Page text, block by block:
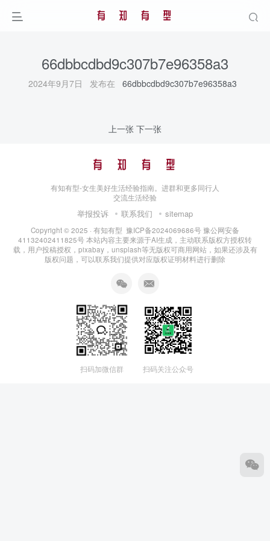
66dbbcdbd9c307b7e96358a3
2024年9月7日 发布在 66dbbcdbd9c307b7e96358a3
上一张 下一张
有知有型-女生美好生活经验指南。进群和更多同行人
交流生活经验
举报投诉 联系我们 sitemap
Copyright © 2025 · 有知有型 豫ICP备2024069686号 豫公网安备
41132402411825号本站内容主要来源于AI生成，主动联系版权方授权转
载，用户投稿授权，pixabay，unsplash等无版权可商用网站，如果还涉及有
版权问题，可以联系我们提供对应版权证明材料进行删除
扫码加微信群 扫码关注公众号